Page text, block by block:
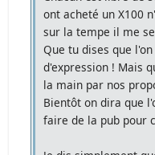
ont acheté un X100
sur la tempe il me
Que tu dises que
d'expression ! Mais
la main par nos
Bientôt on dira que
faire de la pub pour